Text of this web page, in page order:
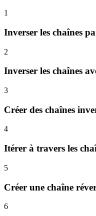
1
Inverser les chaînes
2
Inverser les chaînes
3
Créer des chaînes
4
Itérer à travers les
5
Créer une chaîne
6